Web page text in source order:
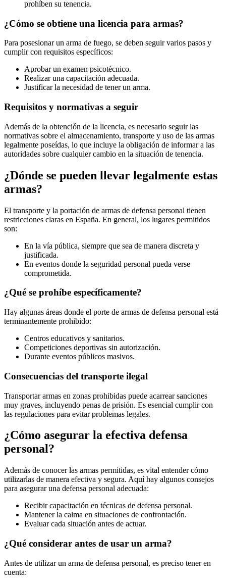
prohíben su tenencia.
¿Cómo se obtiene una licencia para armas?
Para posesionar un arma de fuego, se deben seguir varios pasos y
cumplir con requisitos específicos:
Aprobar un examen psicotécnico.
Realizar una capacitación adecuada.
Justificar la necesidad de tener un arma.
Requisitos y normativas a seguir
Además de la obtención de la licencia, es necesario seguir las
normativas sobre el almacenamiento, transporte y uso de las armas
legalmente poseídas, lo que incluye la obligación de informar a las
autoridades sobre cualquier cambio en la situación de tenencia.
¿Dónde se pueden llevar legalmente estas
armas?
El transporte y la portación de armas de defensa personal tienen
restricciones claras en España. En general, los lugares permitidos
son:
En la vía pública, siempre que sea de manera discreta y
justificada.
En eventos donde la seguridad personal pueda verse
comprometida.
¿Qué se prohíbe específicamente?
Hay algunas áreas donde el porte de armas de defensa personal está
terminantemente prohibido:
Centros educativos y sanitarios.
Competiciones deportivas sin autorización.
Durante eventos públicos masivos.
Consecuencias del transporte ilegal
Transportar armas en zonas prohibidas puede acarrear sanciones
muy graves, incluyendo penas de prisión. Es esencial cumplir con
las regulaciones para evitar problemas legales.
¿Cómo asegurar la efectiva defensa
personal?
Además de conocer las armas permitidas, es vital entender cómo
utilizarlas de manera efectiva y segura. Aquí hay algunos consejos
para asegurar una defensa personal adecuada:
Recibir capacitación en técnicas de defensa personal.
Mantener la calma en situaciones de confrontación.
Evaluar cada situación antes de actuar.
¿Qué considerar antes de usar un arma?
Antes de utilizar un arma de defensa personal, es preciso tener en
cuenta: